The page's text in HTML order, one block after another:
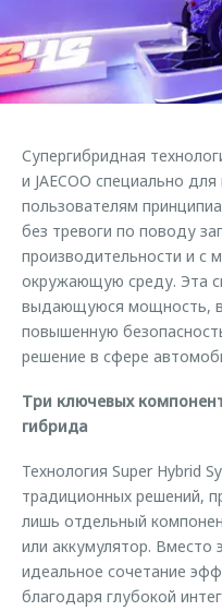
Кредитный калькулятор
Аксессуары
Оригинальные аксессуары
Запчасти
Трейд-ин
Калькулятор трейд-ин
Дополнительная
Руководства по
Клиентская поддержка
Клуб владельцев OMODA
Приложение O&J
Аксессуары
Одежда и сувениры
Оригинальные аксессуары
Запчасти
Обратная связь
Супергибридная
и JAECOO специально
пользователям
без тревоги по поводу
производительности и с
окружающую среду. Эта
выдающуюся мощность,
повышенную
решение в сфере
Три ключевых
гибрида
Технология Super Hybrid
традиционных решений,
лишь отдельный
или аккумулятор. Вместо
идеальное сочетание
благодаря глубокой